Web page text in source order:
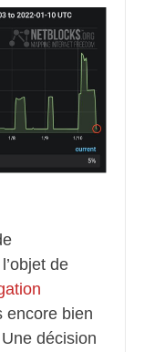
de
bien
décision